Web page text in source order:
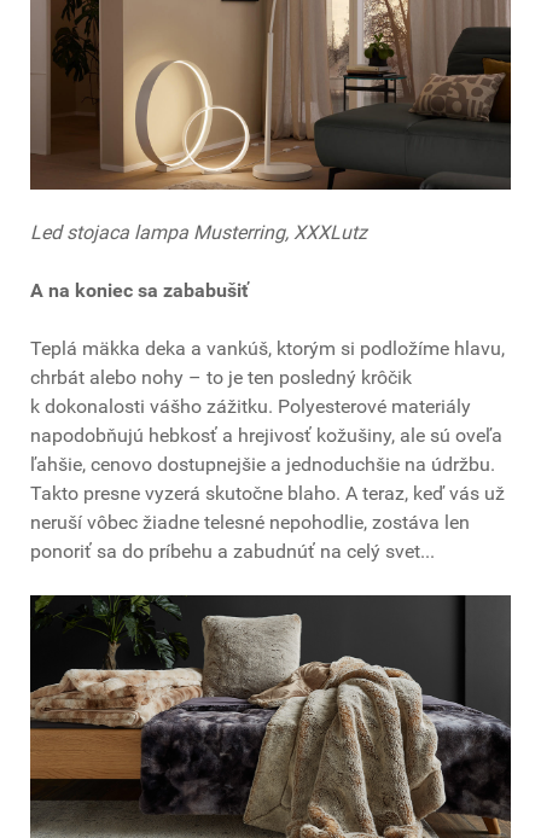
Led stojaca lampa Musterring, XXXLutz
A na koniec sa zababušiť
Teplá mäkka deka a vankúš, ktorým si podložíme hlavu,
chrbát alebo nohy – to je ten posledný krôčik
k dokonalosti vášho zážitku. Polyesterové materiály
napodobňujú hebkosť a hrejivosť kožušiny, ale sú oveľa
ľahšie, cenovo dostupnejšie a jednoduchšie na údržbu.
Takto presne vyzerá skutočne blaho. A teraz, keď vás už
neruší vôbec žiadne telesné nepohodlie, zostáva len
ponoriť sa do príbehu a zabudnúť na celý svet...